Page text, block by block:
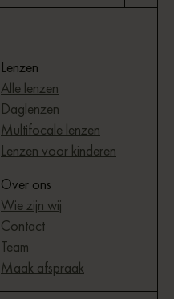
Lenzen
Alle lenzen
Daglenzen
Multifocale lenzen
Lenzen voor kinderen
Over ons
Wie zijn wij
Contact
Team
Maak afspraak